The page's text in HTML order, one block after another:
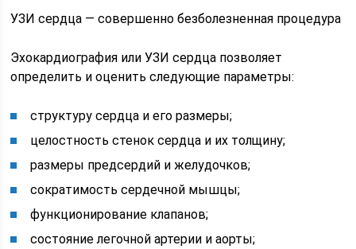
УЗИ сердца — совершенно безболезненная процедура
Эхокардиография или УЗИ сердца позволяет
определить и оценить следующие параметры:
структуру сердца и его размеры;
целостность стенок сердца и их толщину;
размеры предсердий и желудочков;
сократимость сердечной мышцы;
функционирование клапанов;
состояние легочной артерии и аорты;